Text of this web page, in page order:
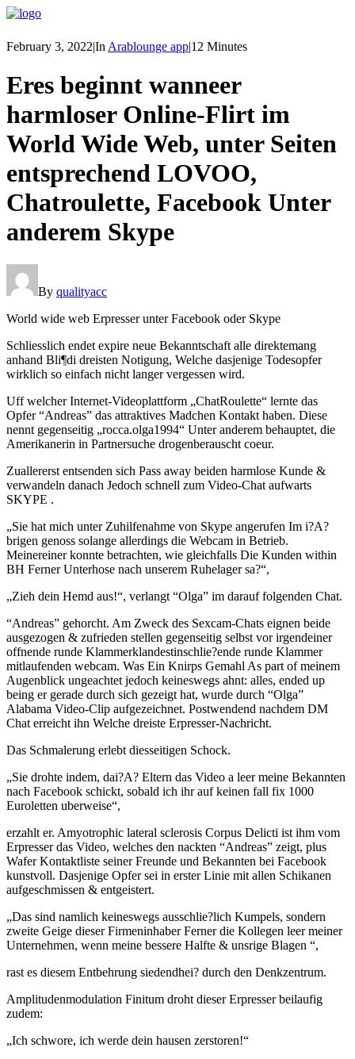
February 3, 2022|In Arablounge app|12 Minutes
Eres beginnt wanneer
harmloser Online-Flirt im
World Wide Web, unter Seiten
entsprechend LOVOO,
Chatroulette, Facebook Unter
anderem Skype
By qualityacc
World wide web Erpresser unter Facebook oder Skype
Schliesslich endet expire neue Bekanntschaft alle direktemang
anhand Bli¶di dreisten Notigung, Welche dasjenige Todesopfer
wirklich so einfach nicht langer vergessen wird.
Uff welcher Internet-Videoplattform „ChatRoulette“ lernte das
Opfer “Andreas” das attraktives Madchen Kontakt haben. Diese
nennt gegenseitig „rocca.olga1994“ Unter anderem behauptet, die
Amerikanerin in Partnersuche drogenberauscht coeur.
Zuallererst entsenden sich Pass away beiden harmlose Kunde &
verwandeln danach Jedoch schnell zum Video-Chat aufwarts
SKYPE .
„Sie hat mich unter Zuhilfenahme von Skype angerufen Im i?A?
brigen genoss solange allerdings die Webcam in Betrieb.
Meinereiner konnte betrachten, wie gleichfalls Die Kunden within
BH Ferner Unterhose nach unserem Ruhelager sa?“,
„Zieh dein Hemd aus!“, verlangt “Olga” im darauf folgenden Chat.
“Andreas” gehorcht. Am Zweck des Sexcam-Chats eignen beide
ausgezogen & zufrieden stellen gegenseitig selbst vor irgendeiner
offnende runde Klammerklandestinschlie?ende runde Klammer
mitlaufenden webcam. Was Ein Knirps Gemahl As part of meinem
Augenblick ungeachtet jedoch keineswegs ahnt: alles, ended up
being er gerade durch sich gezeigt hat, wurde durch “Olga”
Alabama Video-Clip aufgezeichnet. Postwendend nachdem DM
Chat erreicht ihn Welche dreiste Erpresser-Nachricht.
Das Schmalerung erlebt diesseitigen Schock.
„Sie drohte indem, dai?A? Eltern das Video a leer meine Bekannten
nach Facebook schickt, sobald ich ihr auf keinen fall fix 1000
Euroletten uberweise“,
erzahlt er. Amyotrophic lateral sclerosis Corpus Delicti ist ihm vom
Erpresser das Video, welches den nackten “Andreas” zeigt, plus
Wafer Kontaktliste seiner Freunde und Bekannten bei Facebook
kunstvoll. Dasjenige Opfer sei in erster Linie mit allen Schikanen
aufgeschmissen & entgeistert.
„Das sind namlich keineswegs ausschlie?lich Kumpels, sondern
zweite Geige dieser Firmeninhaber Ferner die Kollegen leer meiner
Unternehmen, wenn meine bessere Halfte & unsrige Blagen “,
rast es diesem Entbehrung siedendhei? durch den Denkzentrum.
Amplitudenmodulation Finitum droht dieser Erpresser beilaufig
zudem:
„Ich schwore, ich werde dein hausen zerstoren!“